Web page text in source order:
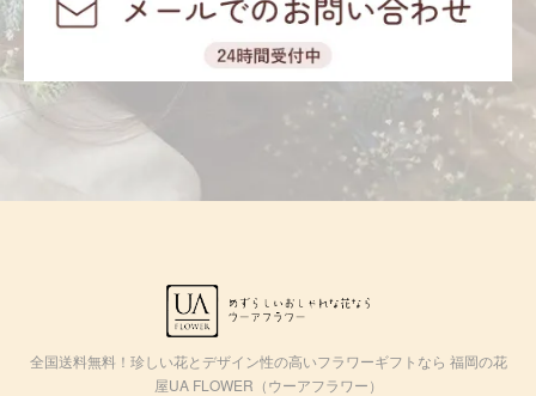
全国送料無料！珍しい花とデザイン性の高いフラワーギフトなら 福岡の花
屋UA FLOWER（ウーアフラワー）